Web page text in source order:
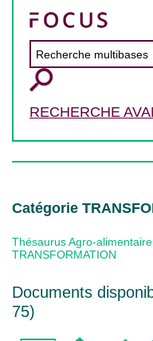
RECHERCHE
Catégorie
Thésaurus Agro-alimentaire
TRANSFORMATION
Documents
75)